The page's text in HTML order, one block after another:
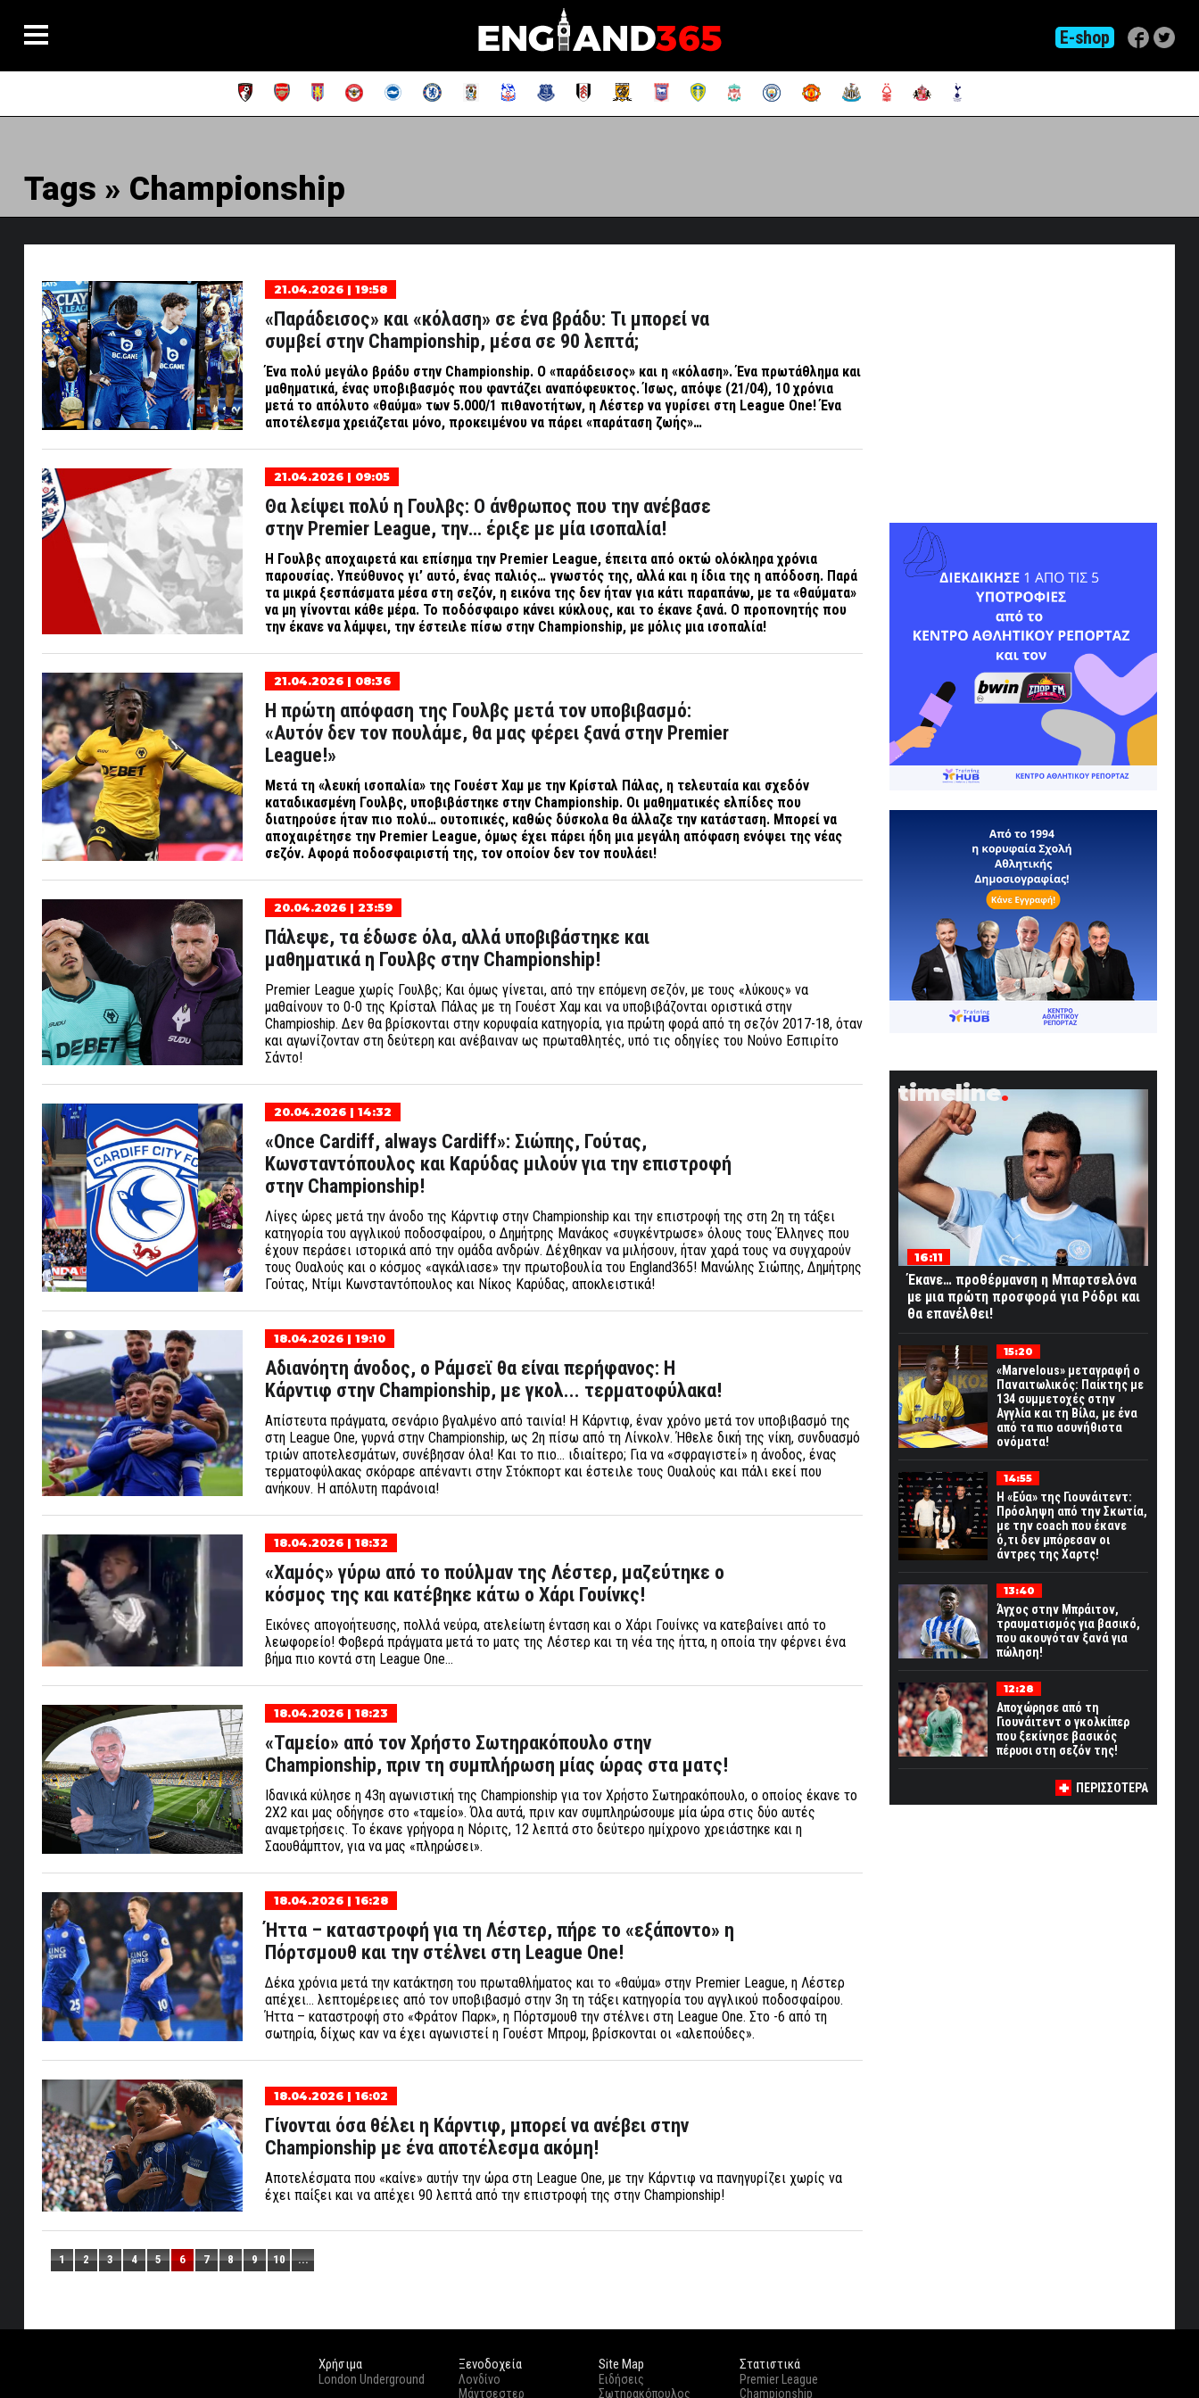
E-shop
Tags » Championship
21.04.2026 | 19:58
«Παράδεισος» και «κόλαση» σε ένα βράδυ: Τι μπορεί να
συμβεί στην Championship, μέσα σε 90 λεπτά;
Ένα πολύ μεγάλο βράδυ στην Championship. Ο «παράδεισος» και η «κόλαση». Ένα πρωτάθλημα και
μαθηματικά, ένας υποβιβασμός που φαντάζει αναπόφευκτος. Ίσως, απόψε (21/04), 10 χρόνια
μετά το απόλυτο «θαύμα» των 5.000/1 πιθανοτήτων, η Λέστερ να γυρίσει στη League One! Ένα
αποτέλεσμα χρειάζεται μόνο, προκειμένου να πάρει «παράταση ζωής»…
21.04.2026 | 09:05
Θα λείψει πολύ η Γουλβς: Ο άνθρωπος που την ανέβασε
στην Premier League, την… έριξε με μία ισοπαλία!
Η Γουλβς αποχαιρετά και επίσημα την Premier League, έπειτα από οκτώ ολόκληρα χρόνια
παρουσίας. Υπεύθυνος γι’ αυτό, ένας παλιός… γνωστός της, αλλά και η ίδια της η απόδοση. Παρά
τα μικρά ξεσπάσματα μέσα στη σεζόν, η εικόνα της δεν ήταν για κάτι παραπάνω, με τα «θαύματα»
να μη γίνονται κάθε μέρα. Το ποδόσφαιρο κάνει κύκλους, και το έκανε ξανά. Ο προπονητής που
την έκανε να λάμψει, την έστειλε πίσω στην Championship, με μόλις μια ισοπαλία!
21.04.2026 | 08:36
Η πρώτη απόφαση της Γουλβς μετά τον υποβιβασμό:
«Αυτόν δεν τον πουλάμε, θα μας φέρει ξανά στην Premier
League!»
Μετά τη «λευκή ισοπαλία» της Γουέστ Χαμ με την Κρίσταλ Πάλας, η τελευταία και σχεδόν
καταδικασμένη Γουλβς, υποβιβάστηκε στην Championship. Οι μαθηματικές ελπίδες που
διατηρούσε ήταν πιο πολύ… ουτοπικές, καθώς δύσκολα θα άλλαζε την κατάσταση. Μπορεί να
αποχαιρέτησε την Premier League, όμως έχει πάρει ήδη μια μεγάλη απόφαση ενόψει της νέας
σεζόν. Αφορά ποδοσφαιριστή της, τον οποίον δεν τον πουλάει!
20.04.2026 | 23:59
Πάλεψε, τα έδωσε όλα, αλλά υποβιβάστηκε και
μαθηματικά η Γουλβς στην Championship!
Premier League χωρίς Γουλβς; Και όμως γίνεται, από την επόμενη σεζόν, με τους «λύκους» να
μαθαίνουν το 0-0 της Κρίσταλ Πάλας με τη Γουέστ Χαμ και να υποβιβάζονται οριστικά στην
Champioship. Δεν θα βρίσκονται στην κορυφαία κατηγορία, για πρώτη φορά από τη σεζόν 2017-18, όταν
και αγωνίζονταν στη δεύτερη και ανέβαιναν ως πρωταθλητές, υπό τις οδηγίες του Νούνο Εσπιρίτο
Σάντο!
20.04.2026 | 14:32
«Once Cardiff, always Cardiff»: Σιώπης, Γούτας,
Κωνσταντόπουλος και Καρύδας μιλούν για την επιστροφή
στην Championship!
Λίγες ώρες μετά την άνοδο της Κάρντιφ στην Championship και την επιστροφή της στη 2η τη τάξει
κατηγορία του αγγλικού ποδοσφαίρου, ο Δημήτρης Μανάκος «συγκέντρωσε» όλους τους Έλληνες που
έχουν περάσει ιστορικά από την ομάδα ανδρών. Δέχθηκαν να μιλήσουν, ήταν χαρά τους να συγχαρούν
τους Ουαλούς και ο κόσμος «αγκάλιασε» την πρωτοβουλία του England365! Μανώλης Σιώπης, Δημήτρης
Γούτας, Ντίμι Κωνσταντόπουλος και Νίκος Καρύδας, αποκλειστικά!
18.04.2026 | 19:10
Αδιανόητη άνοδος, ο Ράμσεϊ θα είναι περήφανος: Η
Κάρντιφ στην Championship, με γκολ... τερματοφύλακα!
Απίστευτα πράγματα, σενάριο βγαλμένο από ταινία! Η Κάρντιφ, έναν χρόνο μετά τον υποβιβασμό της
στη League One, γυρνά στην Championship, ως 2η πίσω από τη Λίνκολν. Ήθελε δική της νίκη, συνδυασμό
τριών αποτελεσμάτων, συνέβησαν όλα! Και το πιο… ιδιαίτερο; Για να «σφραγιστεί» η άνοδος, ένας
τερματοφύλακας σκόραρε απέναντι στην Στόκπορτ και έστειλε τους Ουαλούς και πάλι εκεί που
ανήκουν. Η απόλυτη παράνοια!
18.04.2026 | 18:32
«Χαμός» γύρω από το πούλμαν της Λέστερ, μαζεύτηκε ο
κόσμος της και κατέβηκε κάτω ο Χάρι Γουίνκς!
Εικόνες απογοήτευσης, πολλά νεύρα, ατελείωτη ένταση και ο Χάρι Γουίνκς να κατεβαίνει από το
λεωφορείο! Φοβερά πράγματα μετά το ματς της Λέστερ και τη νέα της ήττα, η οποία την φέρνει ένα
βήμα πιο κοντά στη League One…
18.04.2026 | 18:23
«Ταμείο» από τον Χρήστο Σωτηρακόπουλο στην
Championship, πριν τη συμπλήρωση μίας ώρας στα ματς!
Ιδανικά κύλησε η 43η αγωνιστική της Championship για τον Χρήστο Σωτηρακόπουλο, ο οποίος έκανε το
2Χ2 και μας οδήγησε στο «ταμείο». Όλα αυτά, πριν καν συμπληρώσουμε μία ώρα στις δύο αυτές
αναμετρήσεις. Το έκανε γρήγορα η Νόριτς, 12 λεπτά στο δεύτερο ημίχρονο χρειάστηκε και η
Σαουθάμπτον, για να μας «πληρώσει».
18.04.2026 | 16:28
Ήττα – καταστροφή για τη Λέστερ, πήρε το «εξάποντο» η
Πόρτσμουθ και την στέλνει στη League One!
Δέκα χρόνια μετά την κατάκτηση του πρωταθλήματος και το «θαύμα» στην Premier League, η Λέστερ
απέχει… λεπτομέρειες από τον υποβιβασμό στην 3η τη τάξει κατηγορία του αγγλικού ποδοσφαίρου.
Ήττα – καταστροφή στο «Φράτον Παρκ», η Πόρτσμουθ την στέλνει στη League One. Στο -6 από τη
σωτηρία, δίχως καν να έχει αγωνιστεί η Γουέστ Μπρομ, βρίσκονται οι «αλεπούδες».
18.04.2026 | 16:02
Γίνονται όσα θέλει η Κάρντιφ, μπορεί να ανέβει στην
Championship με ένα αποτέλεσμα ακόμη!
Αποτελέσματα που «καίνε» αυτήν την ώρα στη League One, με την Κάρντιφ να πανηγυρίζει χωρίς να
έχει παίξει και να απέχει 90 λεπτά από την επιστροφή της στην Championship!
1 2 3 4 5 6 7 8 9 10 ...
timeline
16:11
Έκανε… προθέρμανση η Μπαρτσελόνα
με μια πρώτη προσφορά για Ρόδρι και
θα επανέλθει!
15:20
«Marvelous» μεταγραφή ο
Παναιτωλικός: Παίκτης με
134 συμμετοχές στην
Αγγλία και τη Βίλα, με ένα
από τα πιο ασυνήθιστα
ονόματα!
14:55
Η «Εύα» της Γιουνάιτεντ:
Πρόσληψη από την Σκωτία,
με την coach που έκανε
ό,τι δεν μπόρεσαν οι
άντρες της Χαρτς!
13:40
Άγχος στην Μπράιτον,
τραυματισμός για βασικό,
που ακουγόταν ξανά για
πώληση!
12:28
Αποχώρησε από τη
Γιουνάιτεντ ο γκολκίπερ
που ξεκίνησε βασικός
πέρυσι στη σεζόν της!
ΠΕΡΙΣΣΟΤΕΡΑ
Χρήσιμα
London Underground
Ξενοδοχεία
Λονδίνο
Μάντσεστερ
Site Map
Ειδήσεις
Σωτηρακόπουλος
Στατιστικά
Premier League
Championship